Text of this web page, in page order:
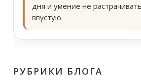
дня и умение не
впустую.
РУБРИКИ БЛОГА